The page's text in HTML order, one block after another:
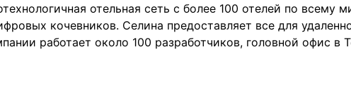
отельная сеть с более 100 отелей по всему
кочевников. Селина предоставляет все для
работает около 100 разработчиков, головной офис в